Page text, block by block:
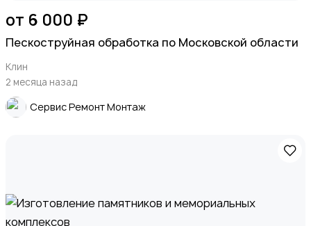
от 6 000 ₽
Пескоструйная обработка по Московской области
Клин
2 месяца назад
Cервис Ремонт Монтаж